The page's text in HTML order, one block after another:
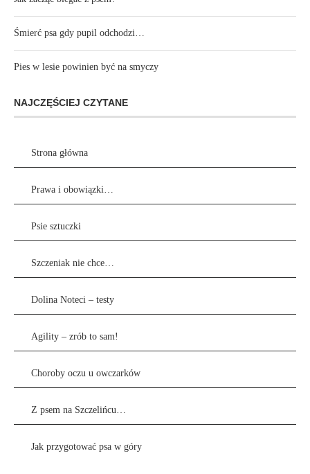
Śmierć psa gdy pupil odchodzi…
Pies w lesie powinien być na smyczy
NAJCZĘŚCIEJ CZYTANE
Strona główna
Prawa i obowiązki…
Psie sztuczki
Szczeniak nie chce…
Dolina Noteci – testy
Agility – zrób to sam!
Choroby oczu u owczarków
Z psem na Szczelińcu…
Jak przygotować psa w góry